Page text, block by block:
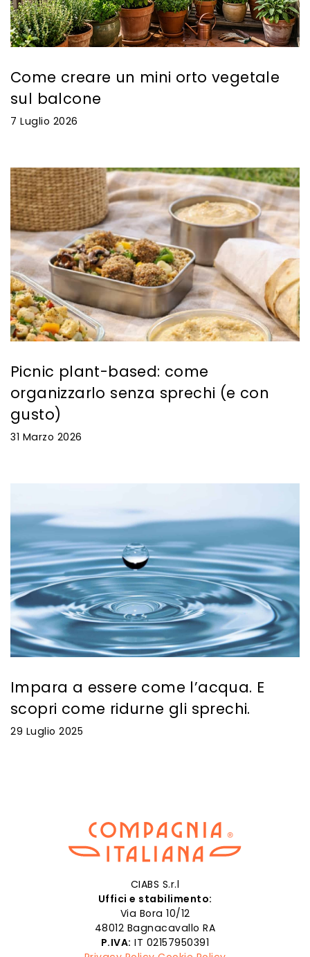
Come creare un mini orto vegetale
sul balcone
7 Luglio 2026
Picnic plant-based: come
organizzarlo senza sprechi (e con
gusto)
31 Marzo 2026
Impara a essere come l’acqua. E
scopri come ridurne gli sprechi.
29 Luglio 2025
CIABS S.r.l
Uffici e stabilimento:
Via Bora 10/12
48012 Bagnacavallo RA
P.IVA: IT 02157950391